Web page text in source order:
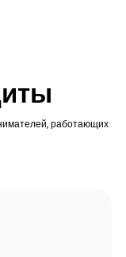
работающих